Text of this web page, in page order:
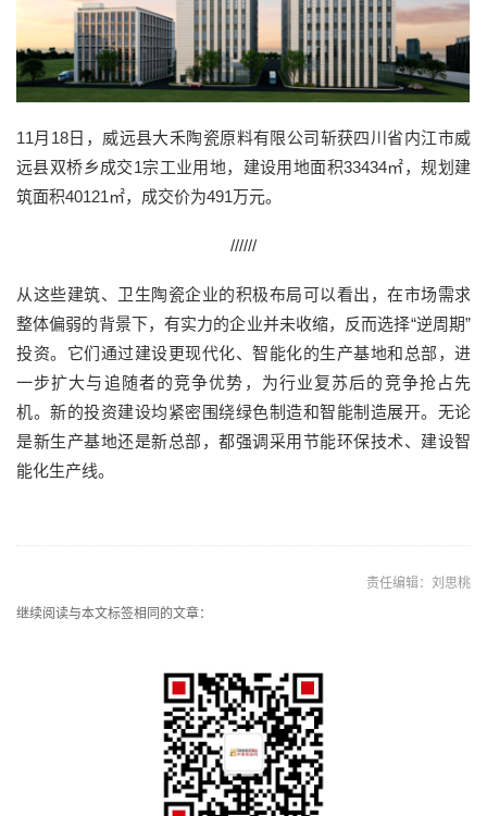
11月18日，威远县大禾陶瓷原料有限公司斩获四川省内江市威
远县双桥乡成交1宗工业用地，建设用地面积33434㎡，规划建
筑面积40121㎡，成交价为491万元。
//////
从这些建筑、卫生陶瓷企业的积极布局可以看出，在市场需求
整体偏弱的背景下，有实力的企业并未收缩，反而选择“逆周期”
投资。它们通过建设更现代化、智能化的生产基地和总部，进
一步扩大与追随者的竞争优势，为行业复苏后的竞争抢占先
机。新的投资建设均紧密围绕绿色制造和智能制造展开。无论
是新生产基地还是新总部，都强调采用节能环保技术、建设智
能化生产线。
责任编辑：刘思桃
继续阅读与本文标签相同的文章：